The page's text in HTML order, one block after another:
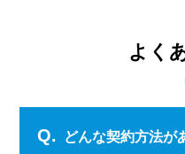
よく
Q. どんな契約方法が